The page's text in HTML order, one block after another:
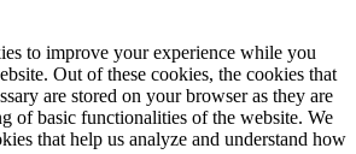
to improve your experience while you
Out of these cookies, the cookies that
are stored on your browser as they are
of basic functionalities of the website. We
that help us analyze and understand how